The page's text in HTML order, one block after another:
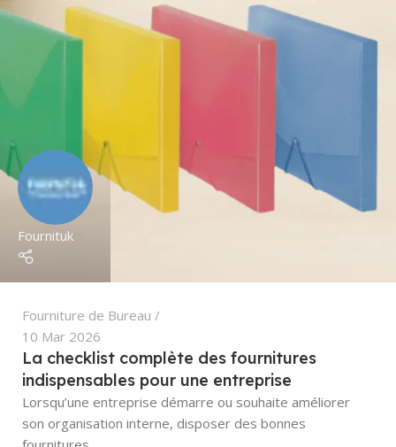
Fournituk
Fourniture de Bureau
10 Mar 2026
La checklist complète des fournitures
indispensables pour une entreprise
Lorsqu’une entreprise démarre ou souhaite améliorer
son organisation interne, disposer des bonnes